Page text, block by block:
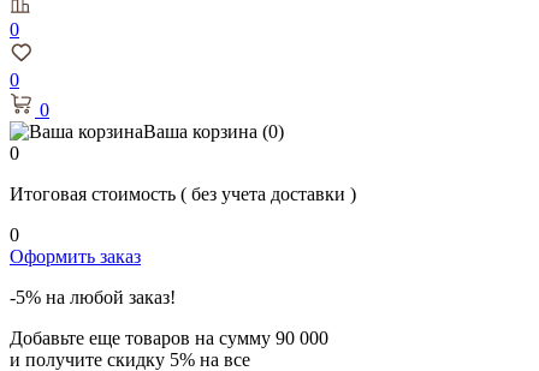
0
0
0
Ваша корзина (0)
0
Итоговая стоимость ( без учета доставки )
0
Оформить заказ
-5% на любой заказ!
Добавьте еще товаров на сумму 90 000
и получите скидку 5% на все